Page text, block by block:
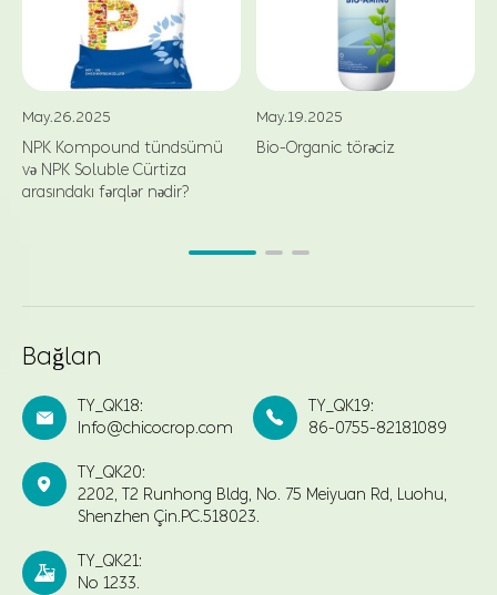
May.26.2025
NPK Kompound tündsümü
və NPK Soluble Cürtiza
arasındakı fərqlər nədir?
May.19.2025
Bio-Organic törəciz
Bağlan

TY_QK18:
Info@chicocrop.com

TY_QK19:
86-0755-82181089

TY_QK20:
2202, T2 Runhong Bldg, No. 75 Meiyuan Rd, Luohu,
Shenzhen Çin.PC.518023.

TY_QK21:
No 1233.